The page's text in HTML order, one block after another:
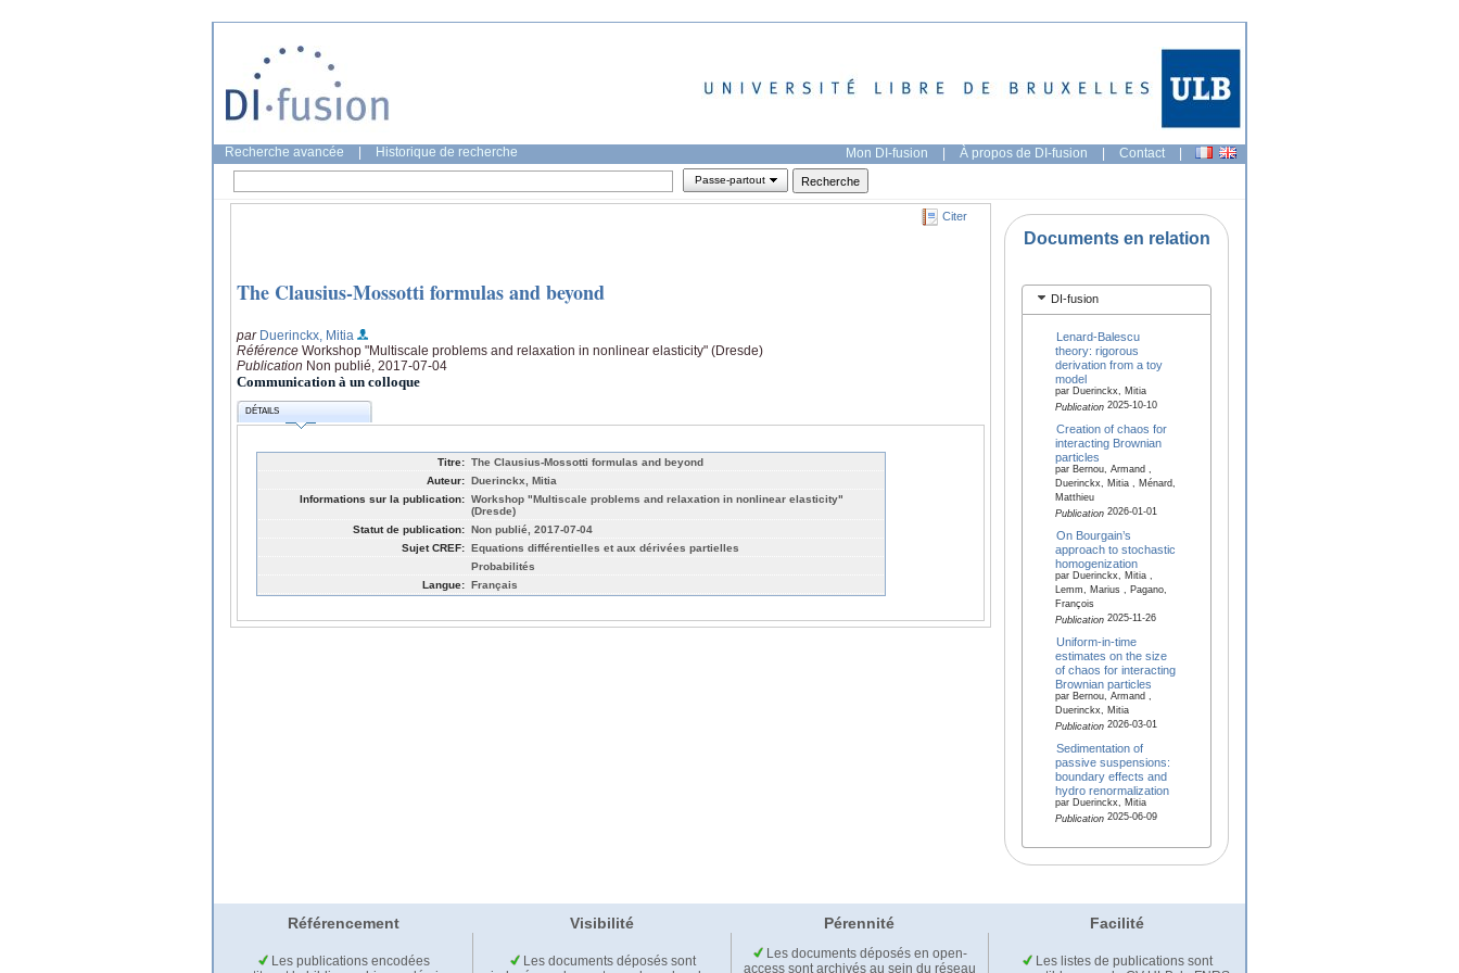
Recherche avancée Historique de recherche Mon DI-fusion | À propos de DI-fusion | Contact |
Passe-partout
Citer
The Clausius-Mossotti formulas and beyond
par Duerinckx, Mitia
Référence Workshop "Multiscale problems and relaxation in nonlinear elasticity" (Dresde)
Publication Non publié, 2017-07-04
Communication à un colloque
DÉTAILS
Titre: The Clausius-Mossotti formulas and beyond
Auteur: Duerinckx, Mitia
Informations sur la publication: Workshop "Multiscale problems and relaxation in nonlinear elasticity"
(Dresde)
Statut de publication: Non publié, 2017-07-04
Sujet CREF: Equations différentielles et aux dérivées partielles
Probabilités
Langue: Français
Documents en relation
DI-fusion
Lenard-Balescu
theory: rigorous
derivation from a toy
model
par Duerinckx, Mitia
Publication2025-10-10
Creation of chaos for
interacting Brownian
particles
par Bernou, Armand ,
Duerinckx, Mitia , Ménard,
Matthieu
Publication2026-01-01
On Bourgain’s
approach to stochastic
homogenization
par Duerinckx, Mitia ,
Lemm, Marius , Pagano,
François
Publication2025-11-26
Uniform-in-time
estimates on the size
of chaos for interacting
Brownian particles
par Bernou, Armand ,
Duerinckx, Mitia
Publication2026-03-01
Sedimentation of
passive suspensions:
boundary effects and
hydro renormalization
par Duerinckx, Mitia
Publication2025-06-09
Référencement Visibilité Pérennité Facilité
Les publications encodées
Les documents déposés sont
Les documents déposés en open-
access sont archivés au sein du réseau
Les listes de publications sont